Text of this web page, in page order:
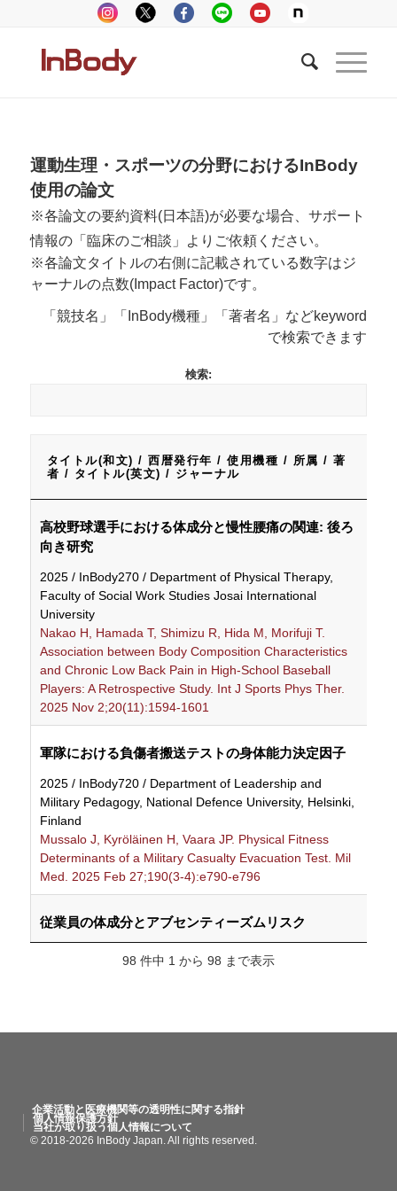
運動生理・スポーツの分野におけるInBody
使用の論文
※各論文の要約資料(日本語)が必要な場合、サポート
情報の「臨床のご相談」よりご依頼ください。
※各論文タイトルの右側に記載されている数字はジ
ャーナルの点数(Impact Factor)です。
「競技名」「InBody機種」「著者名」などkeyword
で検索できます
検索:
タイトル(和文) / 西暦発行年 / 使用機種 / 所属 / 著
者 / タイトル(英文) / ジャーナル
者 / タイトル(英文) / ジャーナル
高校野球選手における体成分と慢性腰痛の関連: 後ろ
向き研究
2025 / InBody270 / Department of Physical Therapy,
Faculty of Social Work Studies Josai International
University
Nakao H, Hamada T, Shimizu R, Hida M, Morifuji T.
Association between Body Composition Characteristics
and Chronic Low Back Pain in High-School Baseball
Players: A Retrospective Study. Int J Sports Phys Ther.
2025 Nov 2;20(11):1594-1601
軍隊における負傷者搬送テストの身体能力決定因子
2025 / InBody720 / Department of Leadership and
Military Pedagogy, National Defence University, Helsinki,
Finland
Mussalo J, Kyröläinen H, Vaara JP. Physical Fitness
Determinants of a Military Casualty Evacuation Test. Mil
Med. 2025 Feb 27;190(3-4):e790-e796
従業員の体成分とアブセンティーズムリスク
2025 / InBody270 / LIM Projects Inc., Rycom,
Kitanakagusuku, Nakagami District, Okinawa, Japan
る位相角と食事摂取の関係: 横断研究
2025 / InBody S10 / Graduate Program in Movement
98 件中 1 から 98 まで表示
企業活動と医療機関等の透明性に関する指針
個人情報保護方針
当社が取り扱う個人情報について
© 2018-2026 InBody Japan. All rights reserved.